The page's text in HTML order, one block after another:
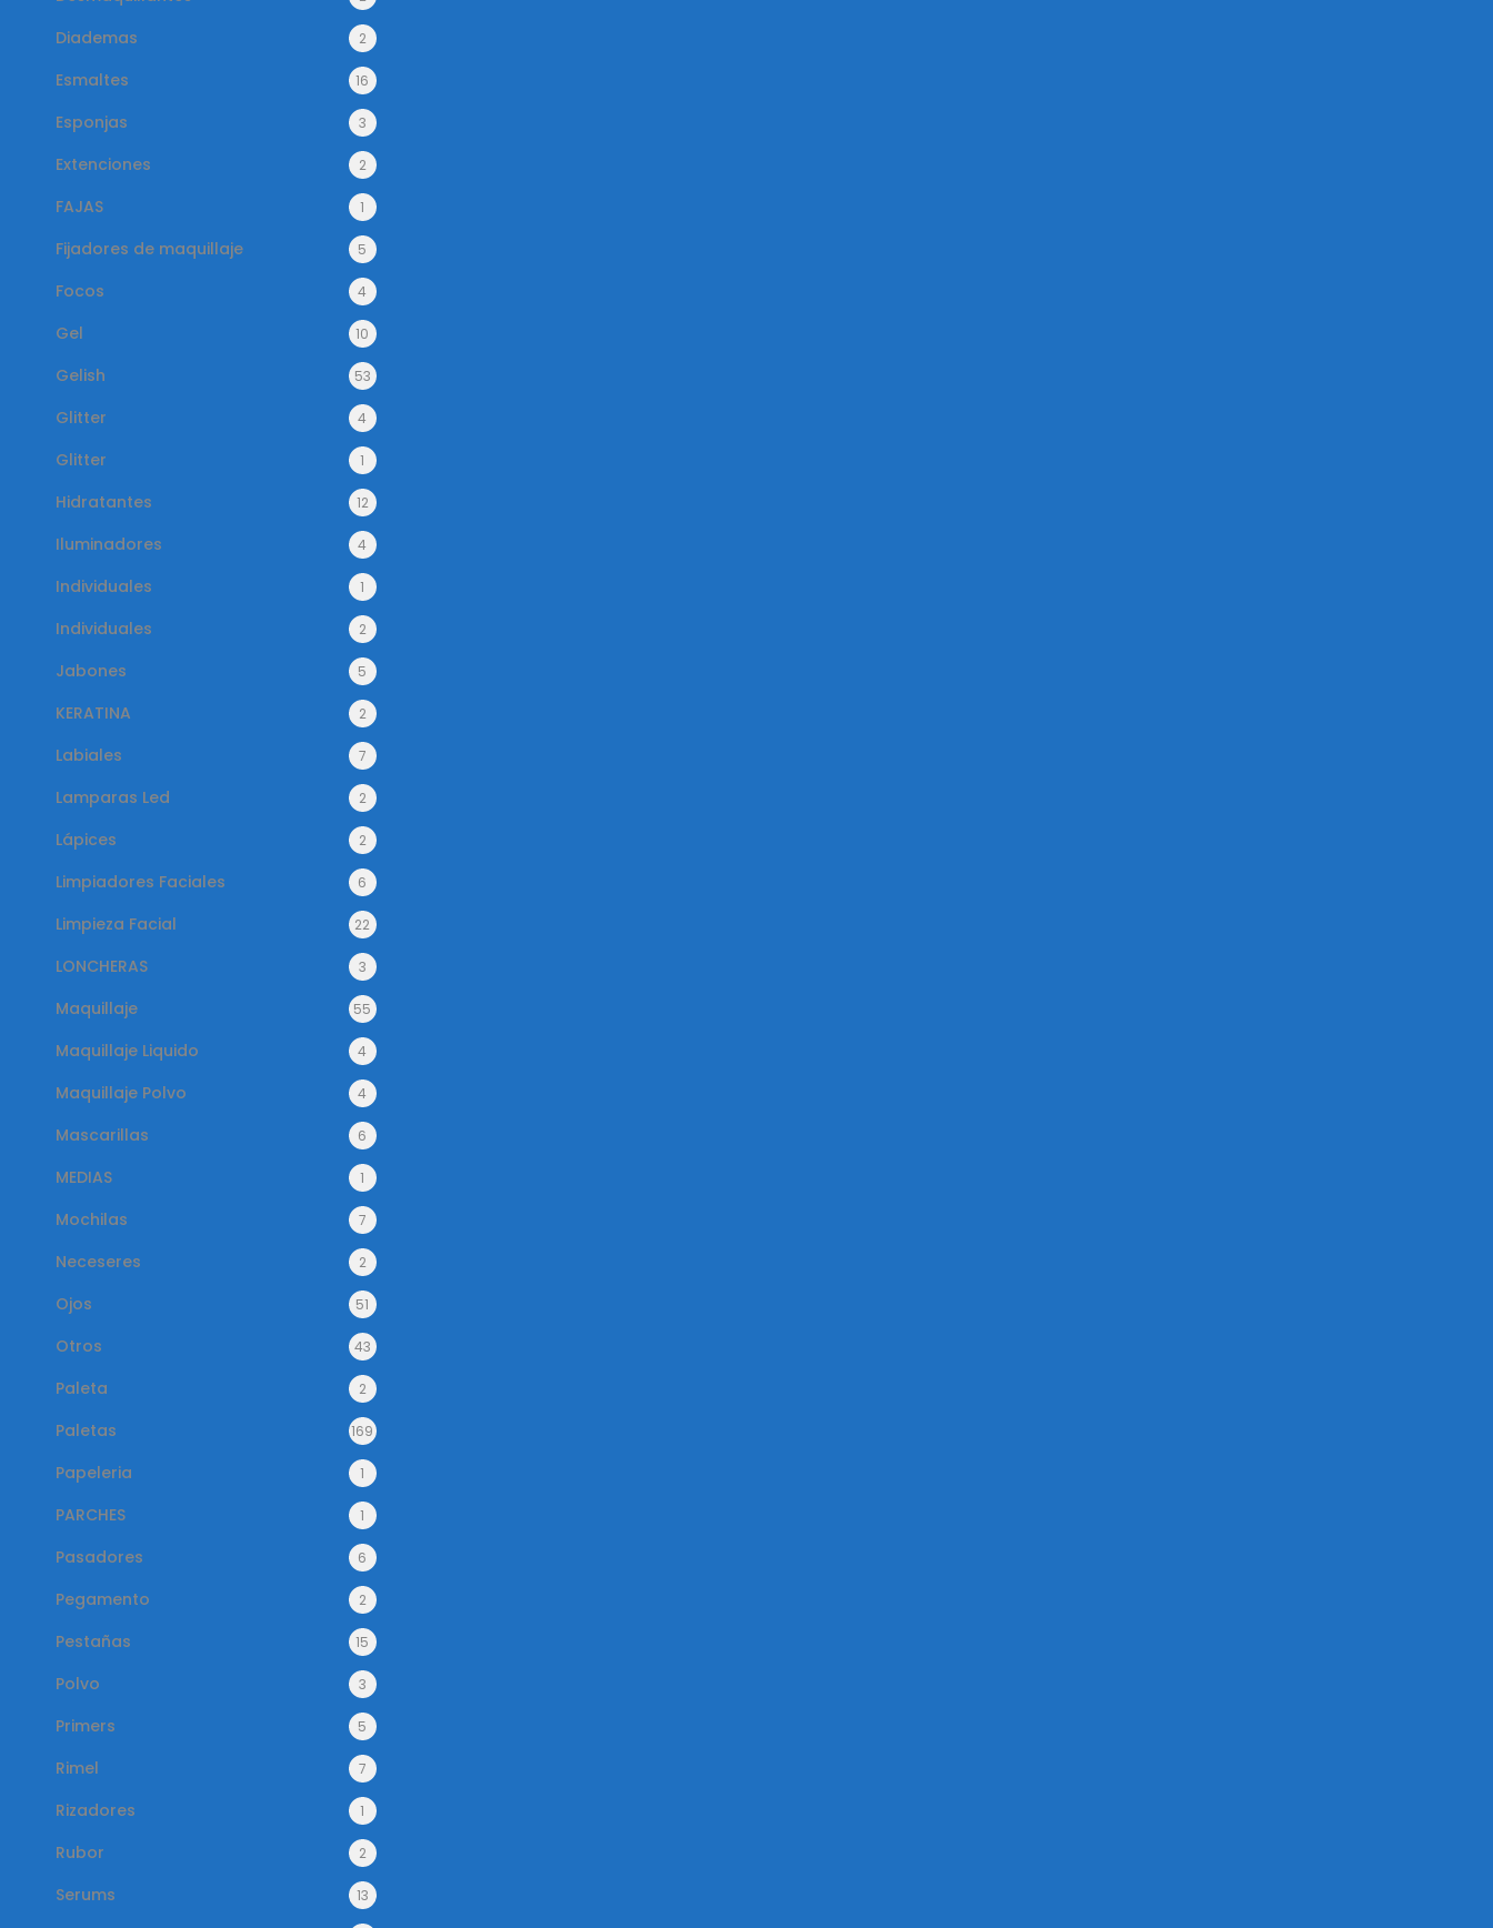
Diademas 2
Esmaltes 16
Esponjas 3
Extenciones 2
FAJAS 1
Fijadores de maquillaje 5
Focos 4
Gel 10
Gelish 53
Glitter 4
Glitter 1
Hidratantes 12
Iluminadores 4
Individuales 1
Individuales 2
Jabones 5
KERATINA 2
Labiales 7
Lamparas Led 2
Lápices 2
Limpiadores Faciales 6
Limpieza Facial 22
LONCHERAS 3
Maquillaje 55
Maquillaje Liquido 4
Maquillaje Polvo 4
Mascarillas 6
MEDIAS 1
Mochilas 7
Neceseres 2
Ojos 51
Otros 43
Paleta 2
Paletas 169
Papeleria 1
PARCHES 1
Pasadores 6
Pegamento 2
Pestañas 15
Polvo 3
Primers 5
Rimel 7
Rizadores 1
Rubor 2
Serums 13